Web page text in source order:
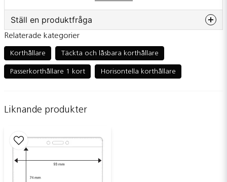
Ställ en produktfråga
Fråga oss något om denna produkten...
email
Mejladress
Relaterade kategorier
Korthållare Täckta och låsbara korthållare
Passerkorthållare 1 kort Horisontella korthållare
Liknande produkter